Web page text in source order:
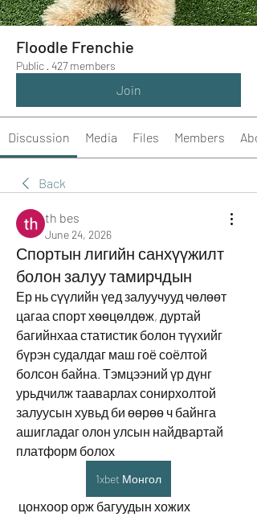
Floodle Frenchie
Public · 427 members
Join
Discussion Media Files Members
Back
th bes
June 24, 2026
Спортын лигийн санхүүжилт
болон залуу тамирчдын
Ер нь сүүлийн үед залуучууд чөлөөт
цагаа спорт хөөцөлдөж, дуртай
багийнхаа статистик болон түүхийг
бүрэн судалдаг маш гоё соёлтой
болсон байна. Тэмцээний үр дүнг
урьдчилж тааварлах сонирхолтой
залуусын хувьд би өөрөө ч байнга
ашигладаг олон улсын найдвартай
платформ болох
1xbet Монгол